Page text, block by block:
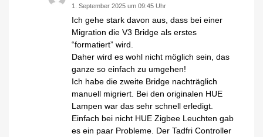
1. September 2025 um 09:45 Uhr
Ich gehe stark davon aus, dass bei einer
Migration die V3 Bridge als erstes
“formatiert” wird.
Daher wird es wohl nicht möglich sein, das
ganze so einfach zu umgehen!
Ich habe die zweite Bridge nachträglich
manuell migriert. Bei den originalen HUE
Lampen war das sehr schnell erledigt.
Einfach bei nicht HUE Zigbee Leuchten gab
es ein paar Probleme. Der Tadfri Controller